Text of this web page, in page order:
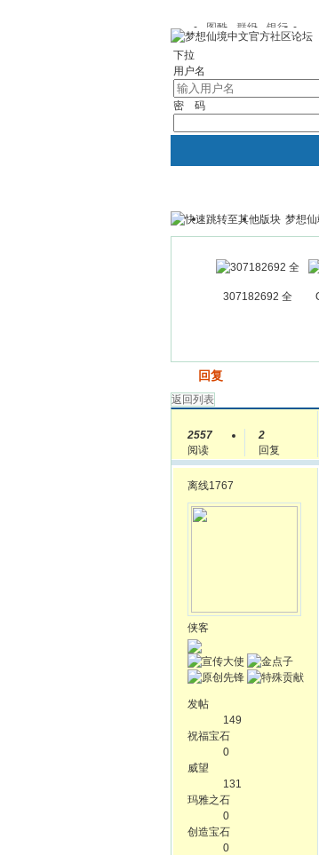
图酷 群组 银行
下拉
用户名
密 码
银行 群组聚合
梦想
307182692 全
回复
返回列表
2557
阅读
2
回复
离线1767
侠客
发帖
149
祝福宝石
0
威望
131
玛雅之石
0
创造宝石
0